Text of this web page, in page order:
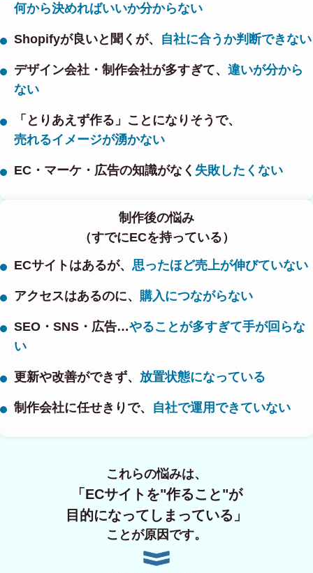
何から決めればいいか分からない
Shopifyが良いと聞くが、 自社に合うか判断できない
デザイン会社・制作会社が多すぎて、 違いが分から
ない
「とりあえず作る」ことになりそうで、
売れるイメージが湧かない
EC・マーケ・広告の知識がなく 失敗したくない
制作後の悩み
（すでにECを持っている）
ECサイトはあるが、 思ったほど売上が伸びていない
アクセスはあるのに、 購入につながらない
SEO・SNS・広告…やることが多すぎて手が回らな
い
更新や改善ができず、 放置状態になっている
制作会社に任せきりで、 自社で運用できていない
これらの悩みは、
「ECサイトを"作ること"が
目的になってしまっている」
ことが原因です。